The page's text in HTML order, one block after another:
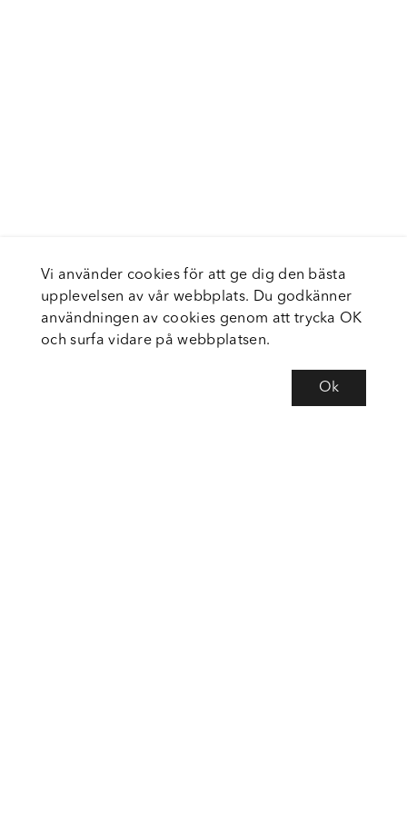
Vi använder cookies för att ge dig den bästa
upplevelsen av vår webbplats. Du godkänner
användningen av cookies genom att trycka OK
och surfa vidare på webbplatsen.
Ok